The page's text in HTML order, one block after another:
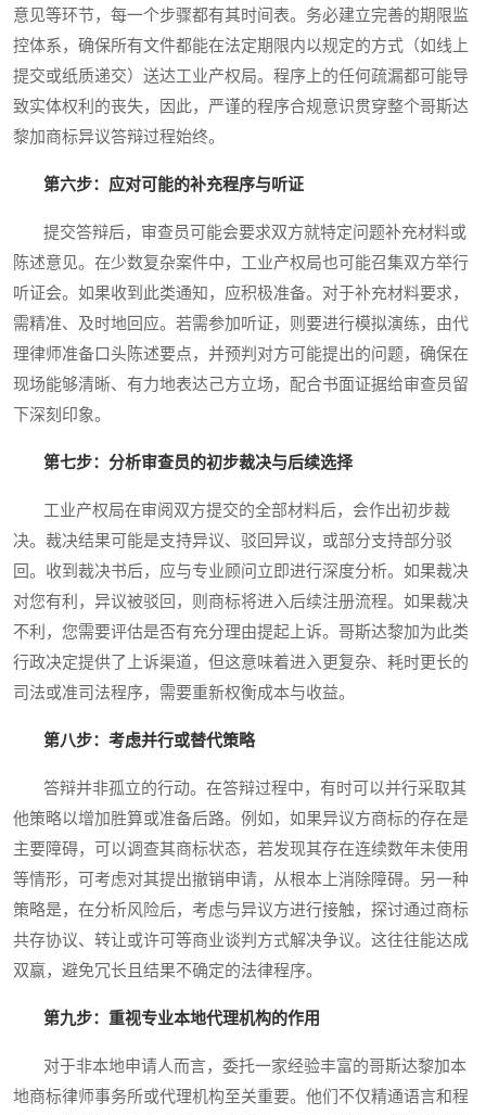
意见等环节，每一个步骤都有其时间表。务必建立完善的期限监
控体系，确保所有文件都能在法定期限内以规定的方式（如线上
提交或纸质递交）送达工业产权局。程序上的任何疏漏都可能导
致实体权利的丧失，因此，严谨的程序合规意识贯穿整个哥斯达
黎加商标异议答辩过程始终。
第六步：应对可能的补充程序与听证
提交答辩后，审查员可能会要求双方就特定问题补充材料或
陈述意见。在少数复杂案件中，工业产权局也可能召集双方举行
听证会。如果收到此类通知，应积极准备。对于补充材料要求，
需精准、及时地回应。若需参加听证，则要进行模拟演练，由代
理律师准备口头陈述要点，并预判对方可能提出的问题，确保在
现场能够清晰、有力地表达己方立场，配合书面证据给审查员留
下深刻印象。
第七步：分析审查员的初步裁决与后续选择
工业产权局在审阅双方提交的全部材料后，会作出初步裁
决。裁决结果可能是支持异议、驳回异议，或部分支持部分驳
回。收到裁决书后，应与专业顾问立即进行深度分析。如果裁决
对您有利，异议被驳回，则商标将进入后续注册流程。如果裁决
不利，您需要评估是否有充分理由提起上诉。哥斯达黎加为此类
行政决定提供了上诉渠道，但这意味着进入更复杂、耗时更长的
司法或准司法程序，需要重新权衡成本与收益。
第八步：考虑并行或替代策略
答辩并非孤立的行动。在答辩过程中，有时可以并行采取其
他策略以增加胜算或准备后路。例如，如果异议方商标的存在是
主要障碍，可以调查其商标状态，若发现其存在连续数年未使用
等情形，可考虑对其提出撤销申请，从根本上消除障碍。另一种
策略是，在分析风险后，考虑与异议方进行接触，探讨通过商标
共存协议、转让或许可等商业谈判方式解决争议。这往往能达成
双赢，避免冗长且结果不确定的法律程序。
第九步：重视专业本地代理机构的作用
对于非本地申请人而言，委托一家经验丰富的哥斯达黎加本
地商标律师事务所或代理机构至关重要。他们不仅精通语言和程